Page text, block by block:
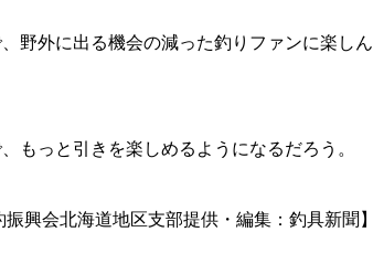
野外に出る機会の減った釣りファンに楽しん
っと引きを楽しめるようになるだろう。
興会北海道地区支部提供・編集：釣具新聞】